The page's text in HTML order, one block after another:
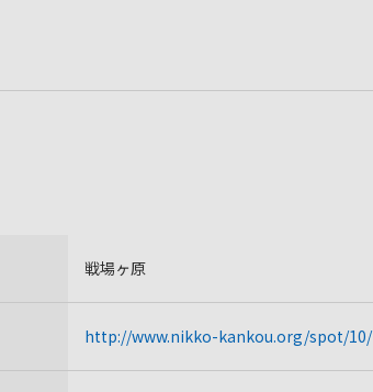
戦場ヶ原
http://www.nikko-kankou.org/spot/10/